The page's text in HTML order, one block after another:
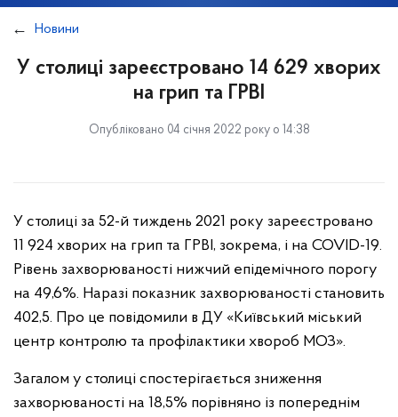
Новини
У столиці зареєстровано 14 629 хворих
на грип та ГРВІ
Опубліковано 04 січня 2022 року о 14:38
У столиці за 52-й тиждень 2021 року зареєстровано
11 924 хворих на грип та ГРВІ, зокрема, і на COVID-19.
Рівень захворюваності нижчий епідемічного порогу
на 49,6%. Наразі показник захворюваності становить
402,5. Про це повідомили в ДУ «Київський міський
центр контролю та профілактики хвороб МОЗ».
Загалом у столиці спостерігається зниження
захворюваності на 18,5% порівняно із попереднім